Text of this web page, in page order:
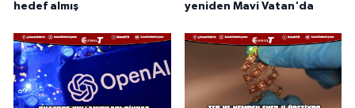
hedef almış
yeniden Mavi Vatan'da